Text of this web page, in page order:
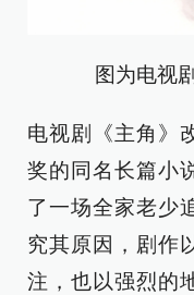
图为电视
电视剧《主角》
奖的同名长篇小
了一场全家老少
究其原因，剧作
注，也以强烈的